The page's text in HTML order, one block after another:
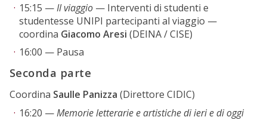
15:15 —Il viaggio — Interventi di studenti e
studentesse UNIPI partecipanti al viaggio —
coordina Giacomo Aresi (DEINA / CISE)
16:00 — Pausa
Seconda parte
Coordina Saulle Panizza (Direttore CIDIC)
16:20 —Memorie letterarie e artistiche di ieri e di oggi